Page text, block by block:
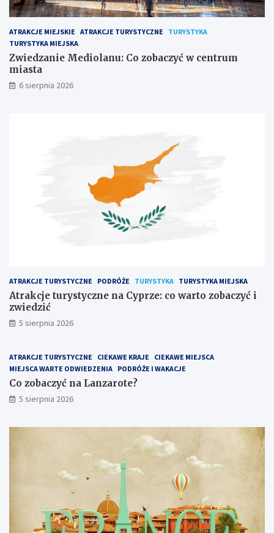
ATRAKCJE MIEJSKIE ATRAKCJE TURYSTYCZNE
TURYSTYKA
TURYSTYKA MIEJSKA
Zwiedzanie Mediolanu: Co zobaczyć w centrum
miasta
6 sierpnia 2026
ATRAKCJE TURYSTYCZNE PODRÓŻE TURYSTYKA TURYSTYKA MIEJSKA
Atrakcje turystyczne na Cyprze: co warto zobaczyć i
zwiedzić
5 sierpnia 2026
ATRAKCJE TURYSTYCZNE CIEKAWE KRAJE
CIEKAWE MIEJSCA
MIEJSCA WARTE ODWIEDZENIA PODRÓŻE I WAKACJE
Co zobaczyć na Lanzarote?
5 sierpnia 2026